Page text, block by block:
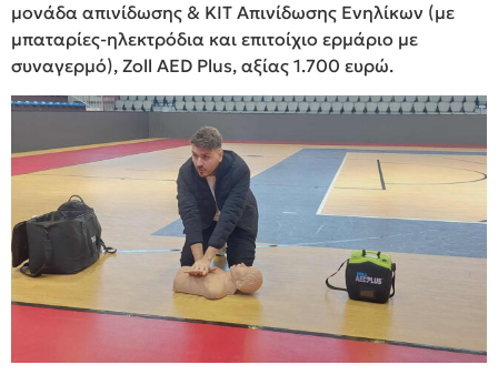
μονάδα απινίδωσης & ΚΙΤ Απινίδωσης Ενηλίκων (με
μπαταρίες-ηλεκτρόδια και επιτοίχιο ερμάριο με
συναγερμό), Zoll AED Plus, αξίας 1.700 ευρώ.